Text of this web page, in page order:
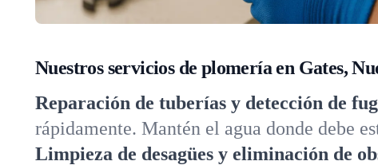
Nuestros servicios de plomería en Gates,
Reparación de tuberías y detección de
rápidamente. Mantén el agua donde debe
Limpieza de desagües y eliminación de